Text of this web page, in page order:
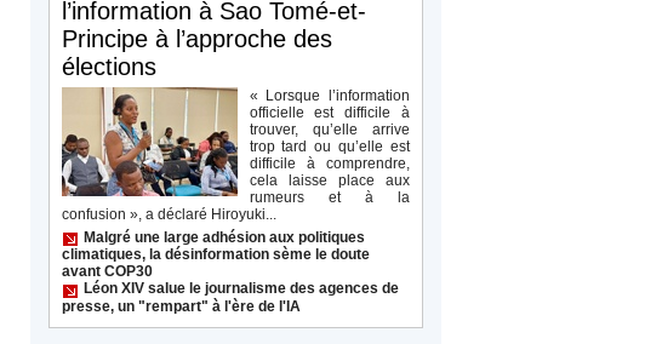
l’information à Sao Tomé-et-
Principe à l’approche des
élections
« Lorsque l’information
officielle est difficile à
trouver, qu’elle arrive
trop tard ou qu’elle est
difficile à comprendre,
cela laisse place aux
rumeurs et à la
confusion », a déclaré Hiroyuki...
Malgré une large adhésion aux politiques
climatiques, la désinformation sème le doute
avant COP30
Léon XIV salue le journalisme des agences de
presse, un "rempart" à l'ère de l'IA